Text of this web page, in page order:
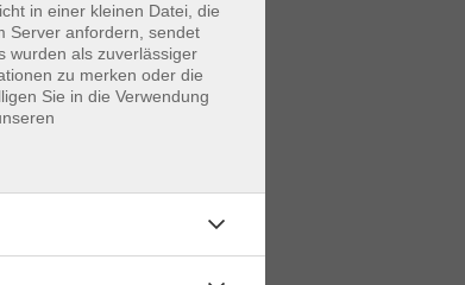
in einer kleinen Datei, die
Server anfordern, sendet
wurden als zuverlässiger
zu merken oder die
Sie in die Verwendung